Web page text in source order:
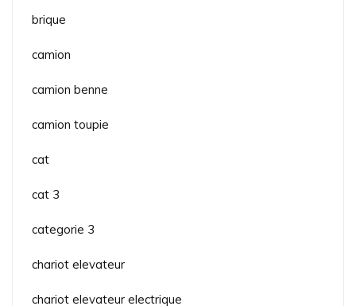
brique
camion
camion benne
camion toupie
cat
cat 3
categorie 3
chariot elevateur
chariot elevateur electrique